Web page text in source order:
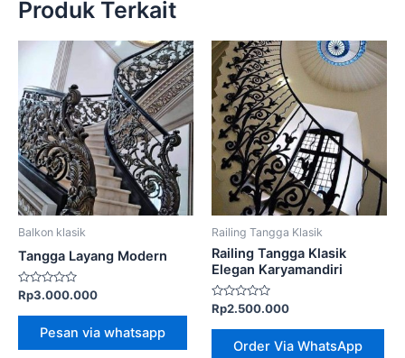
Produk Terkait
Balkon klasik
Tangga Layang Modern
Dinilai
dari
Rp3.000.000
Pesan via whatsapp
Railing Tangga Klasik
Railing Tangga Klasik
Elegan Karyamandiri
Dinilai
dari
Rp2.500.000
Order Via WhatsApp